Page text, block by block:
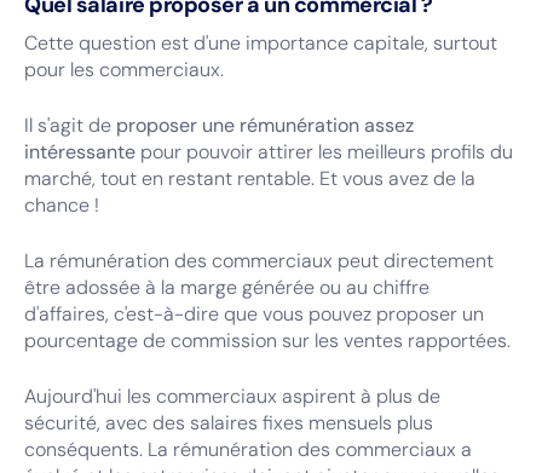
Cette question est d'une importance capitale, surtout
pour les commerciaux.
Il s'agit de proposer une rémunération assez
intéressante pour pouvoir attirer les meilleurs profils du
marché, tout en restant rentable. Et vous avez de la
chance !
La rémunération des commerciaux peut directement
être adossée à la marge générée ou au chiffre
d'affaires, c'est-à-dire que vous pouvez proposer un
pourcentage de commission sur les ventes rapportées.
Aujourd'hui les commerciaux aspirent à plus de
sécurité, avec des salaires fixes mensuels plus
conséquents. La rémunération des commerciaux a